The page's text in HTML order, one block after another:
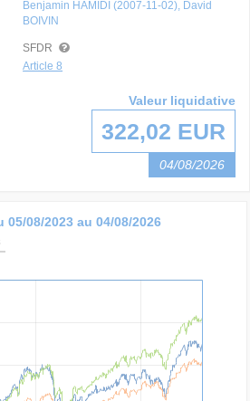
Benjamin HAMIDI (2007-11-02), David
BOIVIN
SFDR
Article 8
Valeur liquidative
322,02 EUR
04/08/2026
05/08/2023 au 04/08/2026